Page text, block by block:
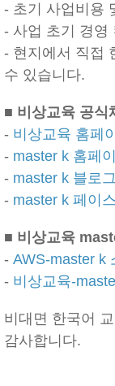
- 초기 사업비용
- 사업 초기 경영
- 현지에서 직접
수 있습니다.
■ 비상교육 공식
- 비상교육 홈페
- master k 홈페
- master k 블로
- master k 페이
■ 비상교육
- AWS-master k
- 비상교육-
비대면 한국어
감사합니다.